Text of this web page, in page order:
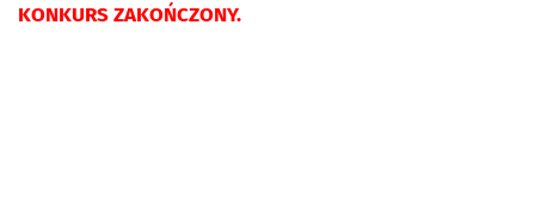
KONKURS ZAKOŃCZONY.